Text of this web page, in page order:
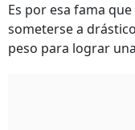
Es por esa fama
someterse a
peso para lograr